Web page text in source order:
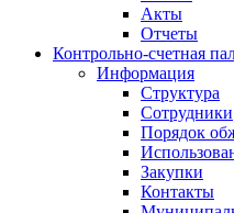
Акты
Отчеты
Контрольно-счетная
Информация
Структура
Сотрудники
Порядок
Закупки
Контакты